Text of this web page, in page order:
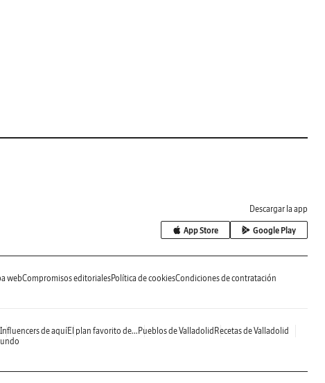
Descargar la app
App Store Google Play
webCompromisos editorialesPolítica de cookiesCondiciones de contratación
Influencers de aquíEl plan favorito de... Pueblos de Valladolid Recetas de Valladolid